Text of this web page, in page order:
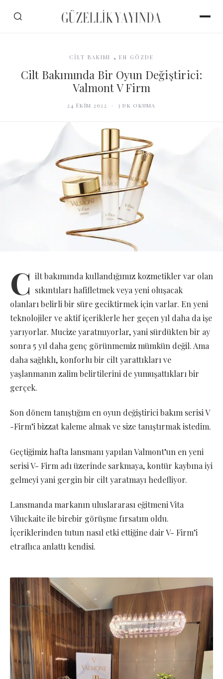
CİLT BAKIMI , EN GÖZDE
Cilt Bakımında Bir Oyun Değiştirici:
Valmont V Firm
24 Ekim 2022 · 3 dk okuma
C ilt bakımında kullandığımız kozmetikler var olan
sıkıntıları hafifletmek veya yeni oluşacak
olanları belirli bir süre geciktirmek için varlar. En yeni
teknolojiler ve aktif içeriklerle her geçen yıl daha da işe
yarıyorlar. Mucize yaratmıyorlar, yani sürdükten bir ay
sonra 5 yıl daha genç görünmemiz mümkün değil. Ama
daha sağlıklı, konforlu bir cilt yarattıkları ve
yaşlanmanın zalim belirtilerini de yumuşattıkları bir
gerçek.
Son dönem tanıştığım en oyun değiştirici bakım serisi V
-Firm’i bizzat kaleme almak ve size tanıştırmak istedim.
Geçtiğimiz hafta lansmanı yapılan Valmont’un en yeni
serisi V- Firm adı üzerinde sarkmaya, kontür kaybına iyi
gelmeyi yani gergin bir cilt yaratmayı hedefliyor.
Lansmanda markanın uluslararası eğitmeni Vita
Viluckaite ile birebir görüşme fırsatım oldu.
İçeriklerinden tutun nasıl etki ettiğine dair V- Firm’i
etraflıca anlattı kendisi.